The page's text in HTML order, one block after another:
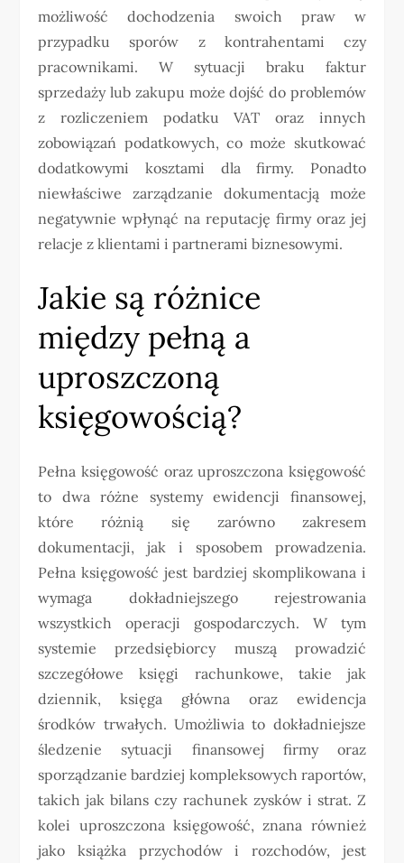
możliwość dochodzenia swoich praw w
przypadku sporów z kontrahentami czy
pracownikami. W sytuacji braku faktur
sprzedaży lub zakupu może dojść do problemów
z rozliczeniem podatku VAT oraz innych
zobowiązań podatkowych, co może skutkować
dodatkowymi kosztami dla firmy. Ponadto
niewłaściwe zarządzanie dokumentacją może
negatywnie wpłynąć na reputację firmy oraz jej
relacje z klientami i partnerami biznesowymi.
Jakie są różnice
między pełną a
uproszczoną
księgowością?
Pełna księgowość oraz uproszczona księgowość
to dwa różne systemy ewidencji finansowej,
które różnią się zarówno zakresem
dokumentacji, jak i sposobem prowadzenia.
Pełna księgowość jest bardziej skomplikowana i
wymaga dokładniejszego rejestrowania
wszystkich operacji gospodarczych. W tym
systemie przedsiębiorcy muszą prowadzić
szczegółowe księgi rachunkowe, takie jak
dziennik, księga główna oraz ewidencja
środków trwałych. Umożliwia to dokładniejsze
śledzenie sytuacji finansowej firmy oraz
sporządzanie bardziej kompleksowych raportów,
takich jak bilans czy rachunek zysków i strat. Z
kolei uproszczona księgowość, znana również
jako książka przychodów i rozchodów, jest